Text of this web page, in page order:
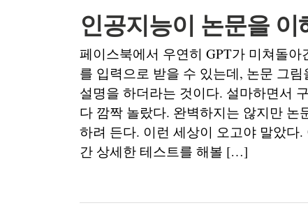
인공지능이 논문을 이
페이스북에서 우연히 GPT가 미쳐돌
를 입력으로 받을 수 있는데, 논문 그
설명을 하더라는 것이다. 설마하면서
다 깜짝 놀랐다. 완벽하지는 않지만 논
하려 든다. 이런 세상이 오고야 말았다
간 상세한 테스트를 해볼 […]